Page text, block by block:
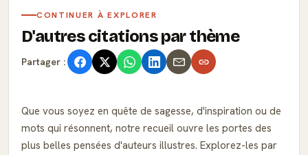
CONTINUER À EXPLORER
D'autres citations par thème
Partager :
Que vous soyez en quête de sagesse, d'inspiration ou de
mots qui résonnent, notre recueil ouvre les portes des
plus belles pensées d'auteurs illustres. Explorez-les par